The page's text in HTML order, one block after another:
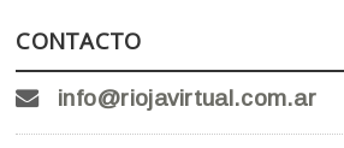
CONTACTO
info@riojavirtual.com.ar